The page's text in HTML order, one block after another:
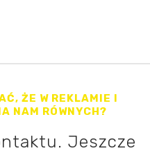
ŻE W REKLAMIE I
NAM RÓWNYCH?
Jeszcze